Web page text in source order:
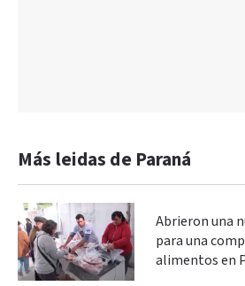
Más leidas de Paraná
Abrieron una
para una
alimentos en